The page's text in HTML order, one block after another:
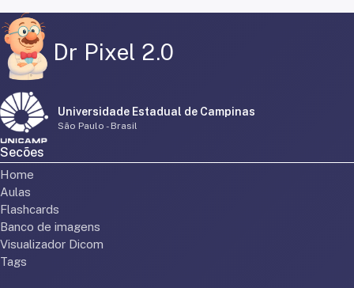
Dr Pixel 2.0
Universidade Estadual de Campinas
São Paulo - Brasil
Secões
Home
Aulas
Flashcards
Banco de imagens
Visualizador Dicom
Tags